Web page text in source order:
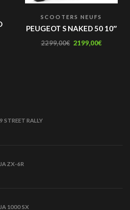
SCOOTERS NEUFS
PEUGEOT S NAKED 50 10″
2299,00€ 2199,00€
RALLY
ZX-6R
1000 SX